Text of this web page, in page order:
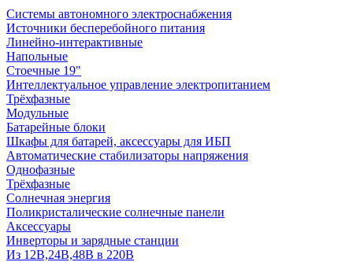
Системы автономного электроснабжения
Источники бесперебойного питания
Линейно-интерактивные
Напольные
Стоечные 19"
Интеллектуальное управление электропитанием
Трёхфазные
Модульные
Батарейные блоки
Шкафы для батарей, аксессуары для ИБП
Автоматические стабилизаторы напряжения
Однофазные
Трёхфазные
Солнечная энергия
Поликристалические солнечные панели
Аксессуары
Инверторы и зарядные станции
Из 12В,24В,48В в 220В